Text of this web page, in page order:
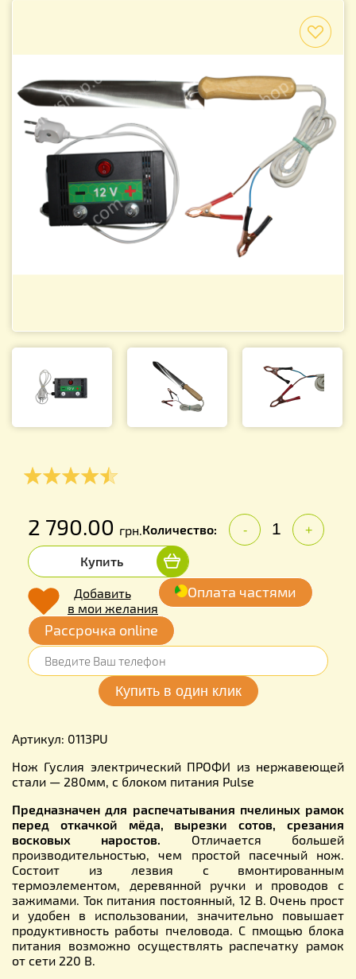
2 790.00 грн.Количество: - +
Купить
Добавить
в мои желания
Оплата частями
Рассрочка online
Артикул: 0113PU
Нож Гуслия электрический ПРОФИ из нержавеющей
стали — 280мм, с блоком питания Pulse
Предназначен для распечатывания пчелиных рамок
перед откачкой мёда, вырезки сотов, срезания
восковых наростов. Отличается большей
производительностью, чем простой пасечный нож.
Состоит из лезвия с вмонтированным
термоэлементом, деревянной ручки и проводов с
зажимами. Ток питания постоянный, 12 В. Очень прост
и удобен в использовании, значительно повышает
продуктивность работы пчеловода. С пмощью блока
питания возможно осуществлять распечатку рамок
от сети 220 В.